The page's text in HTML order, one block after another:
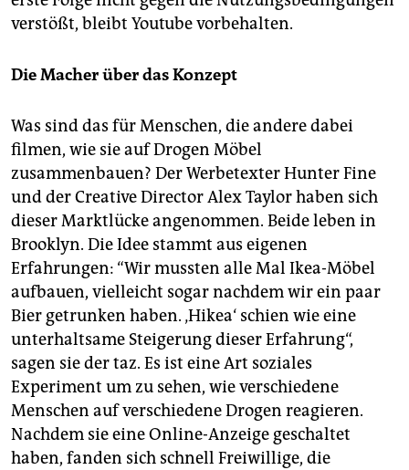
verstößt, bleibt Youtube vorbehalten.
Die Macher über das Konzept
Was sind das für Menschen, die andere dabei
filmen, wie sie auf Drogen Möbel
zusammenbauen? Der Werbetexter Hunter Fine
und der Creative Director Alex Taylor haben sich
dieser Marktlücke angenommen. Beide leben in
Brooklyn. Die Idee stammt aus eigenen
Erfahrungen: “Wir mussten alle Mal Ikea-Möbel
aufbauen, vielleicht sogar nachdem wir ein paar
Bier getrunken haben. ‚Hikea‘ schien wie eine
unterhaltsame Steigerung dieser Erfahrung“,
sagen sie der taz. Es ist eine Art soziales
Experiment um zu sehen, wie verschiedene
Menschen auf verschiedene Drogen reagieren.
Nachdem sie eine Online-Anzeige geschaltet
haben, fanden sich schnell Freiwillige, die